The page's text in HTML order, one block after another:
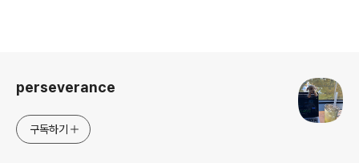
perseverance
구독하기